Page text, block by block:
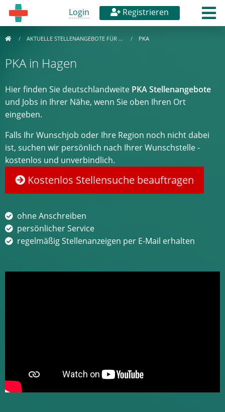
Login Registrieren
AKTUELLE STELLENANGEBOTE FÜR … PKA
PKA in Hagen
Hier finden Sie deutschlandweite PKA Stellenangebote
und Jobs in Ihrer Nähe, wenn Sie oben Ihren Ort
eingeben.
Falls Ihr Wunschjob oder Ihre Region noch nicht dabei
ist, suchen wir persönlich nach Ihrer Wunschstelle -
kostenlos und unverbindlich.
Kostenlos Stellensuche beauftragen
ohne Anschreiben
persönlicher Service
regelmäßig Stellenanzeigen per E-Mail erhalten